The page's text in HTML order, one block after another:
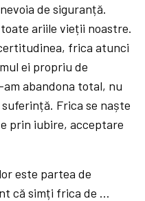
de siguranță.
ariile vieții noastre.
frica atunci
ei propriu de
abandona total, nu
Frica se naște
prin iubire, acceptare
este partea de
că simți frica de …